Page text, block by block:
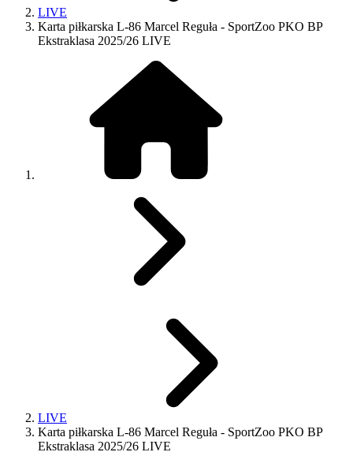
LIVE
Karta piłkarska L-86 Marcel Reguła - SportZoo PKO BP
Ekstraklasa 2025/26 LIVE
LIVE
Karta piłkarska L-86 Marcel Reguła - SportZoo PKO BP
Ekstraklasa 2025/26 LIVE